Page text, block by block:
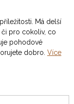
Má delší
či pro cokoliv, co
pohodové
dobro. Více